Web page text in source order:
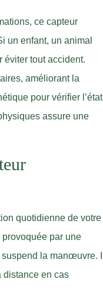
ce capteur
un enfant, un animal
éviter tout accident.
améliorant la
pour vérifier l’état
assure une
quotidienne de votre
par une
la manœuvre. Il
distance en cas